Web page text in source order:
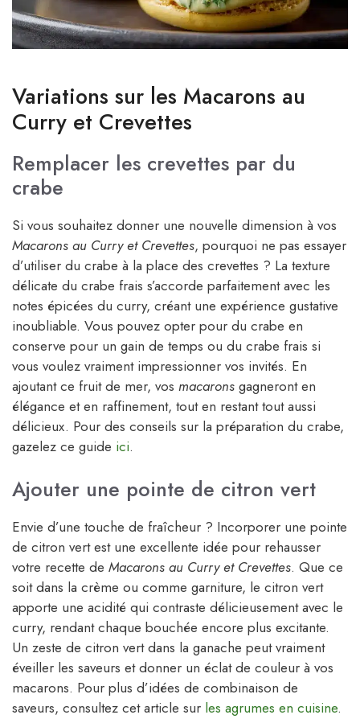
Variations sur les Macarons au
Curry et Crevettes
Remplacer les crevettes par du
crabe
Si vous souhaitez donner une nouvelle dimension à vos
Macarons au Curry et Crevettes, pourquoi ne pas essayer
d’utiliser du crabe à la place des crevettes ? La texture
délicate du crabe frais s’accorde parfaitement avec les
notes épicées du curry, créant une expérience gustative
inoubliable. Vous pouvez opter pour du crabe en
conserve pour un gain de temps ou du crabe frais si
vous voulez vraiment impressionner vos invités. En
ajoutant ce fruit de mer, vos macarons gagneront en
élégance et en raffinement, tout en restant tout aussi
délicieux. Pour des conseils sur la préparation du crabe,
gazelez ce guide ici.
Ajouter une pointe de citron vert
Envie d’une touche de fraîcheur ? Incorporer une pointe
de citron vert est une excellente idée pour rehausser
votre recette de Macarons au Curry et Crevettes. Que ce
soit dans la crème ou comme garniture, le citron vert
apporte une acidité qui contraste délicieusement avec le
curry, rendant chaque bouchée encore plus excitante.
Un zeste de citron vert dans la ganache peut vraiment
éveiller les saveurs et donner un éclat de couleur à vos
macarons. Pour plus d’idées de combinaison de
saveurs, consultez cet article sur les agrumes en cuisine.